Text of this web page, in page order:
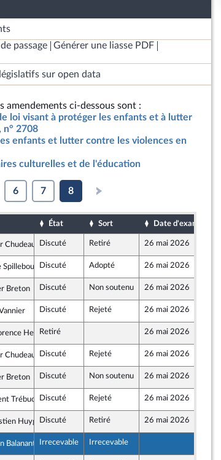
passage
Générer une liasse PDF
sur open data
amendements ci-dessous sont :
loi visant à protéger les enfants et à lutter
n° 2708
enfants et lutter contre les violences en
culturelles et de l'éducation
6 7 8
État Sort Date d'examen
National
Chudeau Discuté Retiré 26 mai 2026
rapporteure
Discuté Adopté 26 mai 2026
Breton Discuté Non soutenu 26 mai 2026
- Nouveau Front Populaire
Discuté Rejeté 26 mai 2026
et apparentés
Herouin-Léautey
Retiré 26 mai 2026
National
Chudeau Discuté Rejeté 26 mai 2026
Breton Discuté Non soutenu 26 mai 2026
pour la République
TrébuchetDiscuté Rejeté 26 mai 2026
la République
HuygheDiscuté Retiré 26 mai 2026
Balanant Irrecevable Irrecevable